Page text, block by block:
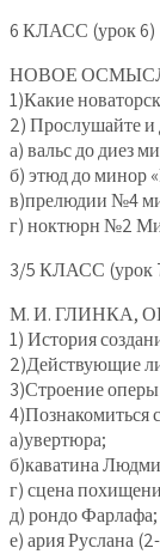
6 КЛАСС (урок 6)
НОВОЕ
1)Какие
2) Прослушайте
а) вальс до диез
б) этюд до минор
в)прелюдии №4
г) ноктюрн №2
3/5 КЛАСС (урок
М. И. ГЛИНКА,
1) История
2)Действующие
3)Строение
4)Познакомиться
а)увертюра;
б)каватина
г) сцена
д) рондо Фарлафа;
е) ария Руслана